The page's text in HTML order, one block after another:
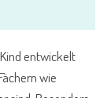
entwickelt
wie